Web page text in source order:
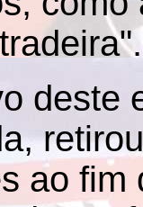
deste
ao fim